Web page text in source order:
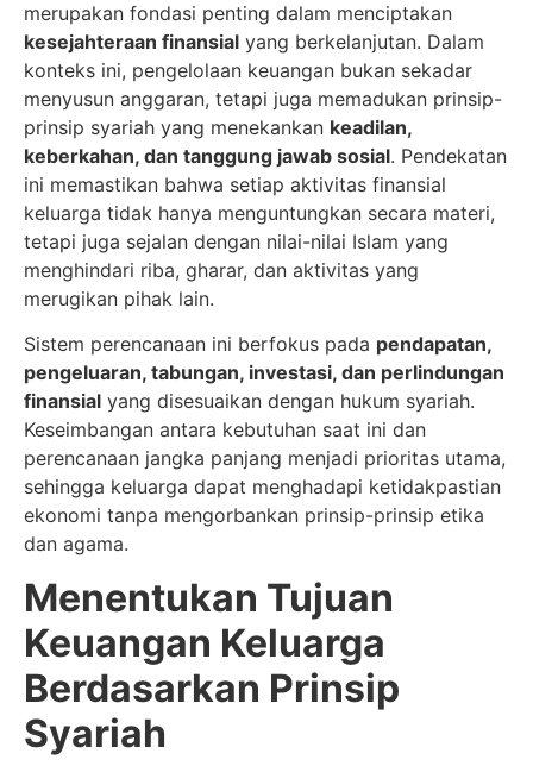
merupakan fondasi penting dalam menciptakan
kesejahteraan finansial yang berkelanjutan. Dalam
konteks ini, pengelolaan keuangan bukan sekadar
menyusun anggaran, tetapi juga memadukan prinsip-
prinsip syariah yang menekankan keadilan,
keberkahan, dan tanggung jawab sosial. Pendekatan
ini memastikan bahwa setiap aktivitas finansial
keluarga tidak hanya menguntungkan secara materi,
tetapi juga sejalan dengan nilai-nilai Islam yang
menghindari riba, gharar, dan aktivitas yang
merugikan pihak lain.
Sistem perencanaan ini berfokus pada pendapatan,
pengeluaran, tabungan, investasi, dan perlindungan
finansial yang disesuaikan dengan hukum syariah.
Keseimbangan antara kebutuhan saat ini dan
perencanaan jangka panjang menjadi prioritas utama,
sehingga keluarga dapat menghadapi ketidakpastian
ekonomi tanpa mengorbankan prinsip-prinsip etika
dan agama.
Menentukan Tujuan
Keuangan Keluarga
Berdasarkan Prinsip
Syariah